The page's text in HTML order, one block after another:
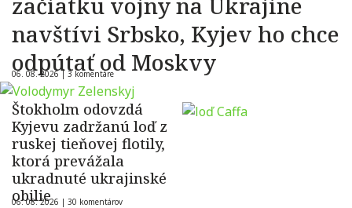
navštívi Srbsko, Kyjev ho chce
odpútať od Moskvy
06. 08. 2026 | 3 komentáre
Štokholm odovzdá
Kyjevu zadržanú loď z
ruskej tieňovej flotily,
ktorá prevážala
ukradnuté ukrajinské
obilie
06. 08. 2026 | 30 komentárov